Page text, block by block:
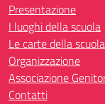
Presentazione
I luoghi della scuola
Le carte della scuola
Organizzazione
Associazione
Contatti